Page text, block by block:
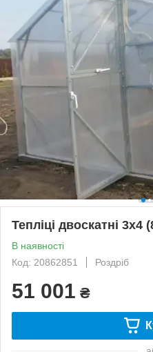
Тепліці двоскатні 3х4
В наявності
Код: 20862851
Роздріб
51 001 ₴